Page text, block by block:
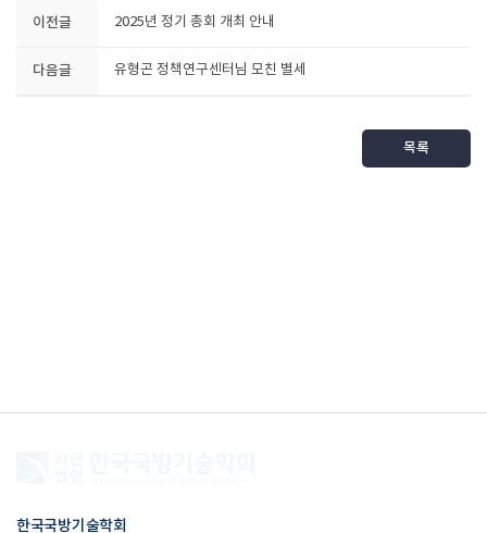
이전글 2025년 정기 총회 개최 안내
다음글 유형곤 정책연구센터님 모친 별세
목록
한국국방기술학회